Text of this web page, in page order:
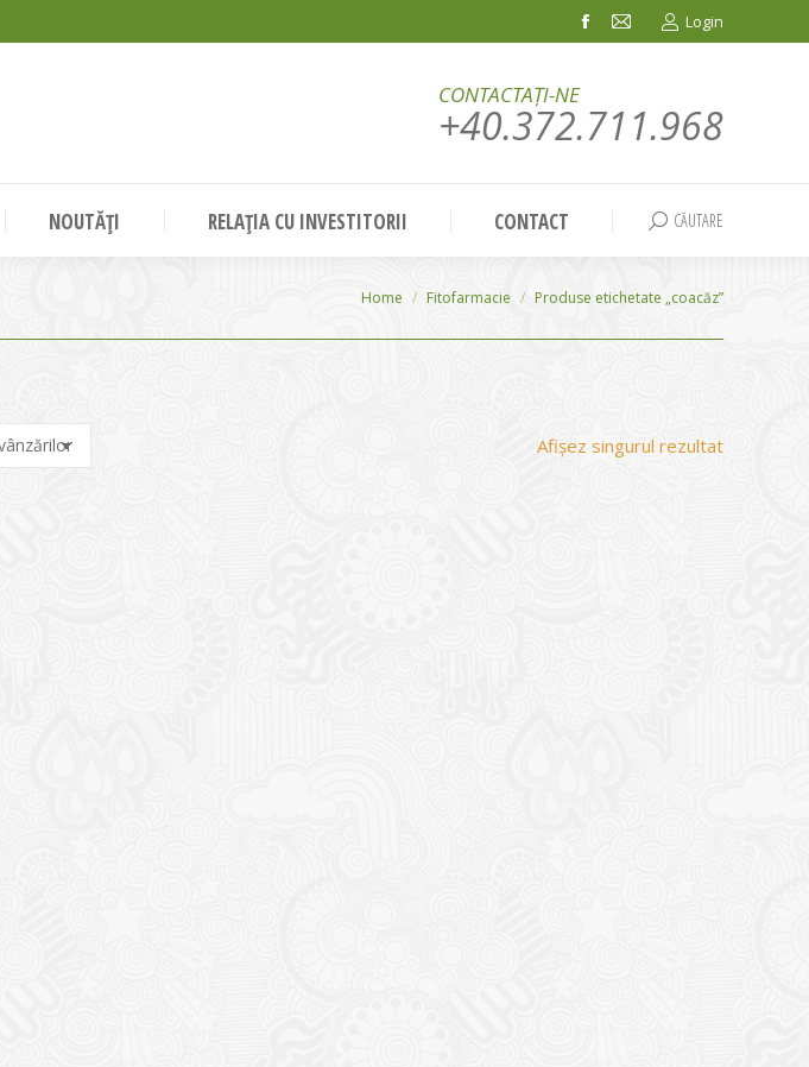
Facebook
in
window
Mail
in
window
Login
CONTACTAȚI-NE
+40.372.711.968
NOUTĂȚI RELAȚIA CU INVESTITORII CONTACT Search:
CĂUTARE
You are here:
Home Fitofarmacie Produse etichetate „coacăz”
Afișez singurul rezultat